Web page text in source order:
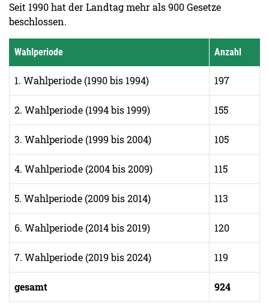
Seit 1990 hat der Landtag mehr als 900 Gesetze
beschlossen.
Wahlperiode Anzahl
1. Wahlperiode (1990 bis 1994) 197
2. Wahlperiode (1994 bis 1999) 155
3. Wahlperiode (1999 bis 2004) 105
4. Wahlperiode (2004 bis 2009) 115
5. Wahlperiode (2009 bis 2014) 113
6. Wahlperiode (2014 bis 2019) 120
7. Wahlperiode (2019 bis 2024) 119
gesamt 924